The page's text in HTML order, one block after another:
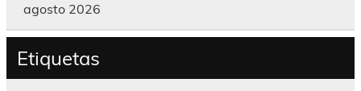
agosto 2026
Etiquetas